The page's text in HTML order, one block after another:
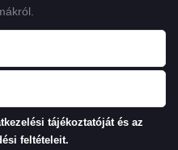
tájékoztatóját és az
feltételeit.